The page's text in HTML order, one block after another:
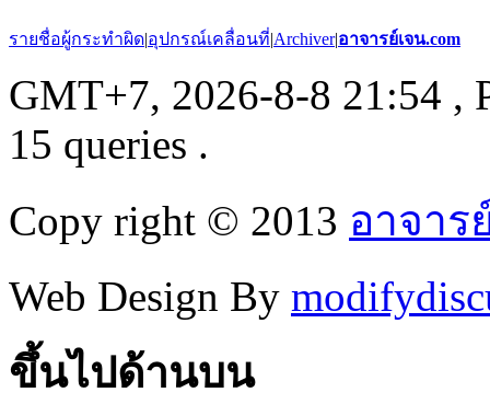
รายชื่อผู้กระทำผิด|อุปกรณ์เคลื่อนที่|Archiver|อาจารย์เจน.com
GMT+7, 2026-8-8 21:54 ,
15 queries .
Copy right © 2013 อาจาร
Web Design By
ขึ้นไปด้านบน